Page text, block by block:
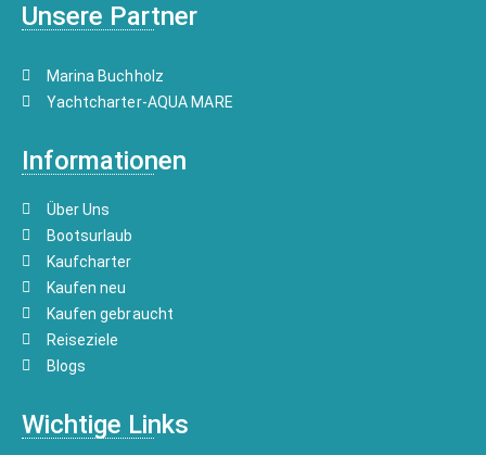
Unsere Partner
Marina Buchholz
Yachtcharter-AQUA MARE
Informationen
Über Uns
Bootsurlaub
Kaufcharter
Kaufen neu
Kaufen gebraucht
Reiseziele
Blogs
Wichtige Links